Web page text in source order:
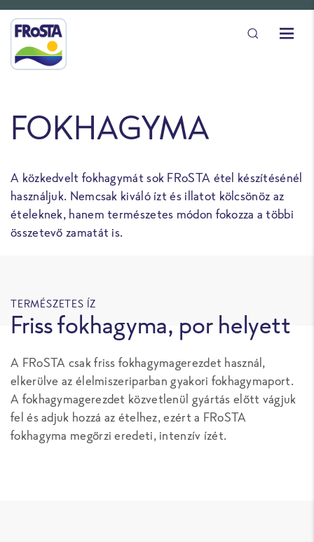
FOKHAGYMA
A közkedvelt fokhagymát sok FRoSTA étel készítésénél
használjuk. Nemcsak kiváló ízt és illatot kölcsönöz az
ételeknek, hanem természetes módon fokozza a többi
összetevő zamatát is.
TERMÉSZETES ÍZ
Friss fokhagyma, por helyett
A FRoSTA csak friss fokhagymagerezdet használ,
elkerülve az élelmiszeriparban gyakori fokhagymaport.
A fokhagymagerezdet közvetlenül gyártás előtt vágjuk
fel és adjuk hozzá az ételhez, ezért a FRoSTA
fokhagyma megőrzi eredeti, intenzív ízét.